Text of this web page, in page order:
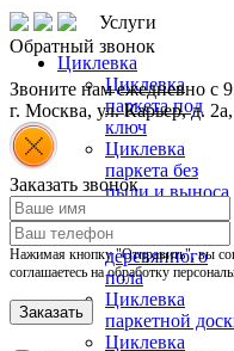
Обратный звонок
Звоните нам ежедневно с
г. Москва, ул. Карьер, д.
Заказать звонок
Нажимая кнопку "Отправить", вы
соглашаетесь на обработку
Услуги
Циклевка
Циклевка
паркета под
ключ
Циклевка
паркета без
пыли и выноса
Циклевка
деревянного
пола
Циклевка
паркетной
Циклевка